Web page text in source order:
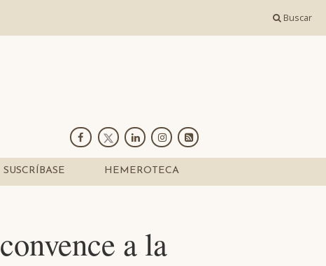
Buscar
SUSCRÍBASE HEMEROTECA
a la